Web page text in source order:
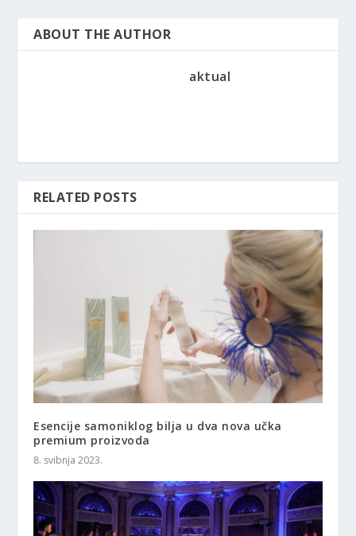
ABOUT THE AUTHOR
aktual
RELATED POSTS
Esencije samoniklog bilja u dva nova učka
premium proizvoda
8. svibnja 2023.